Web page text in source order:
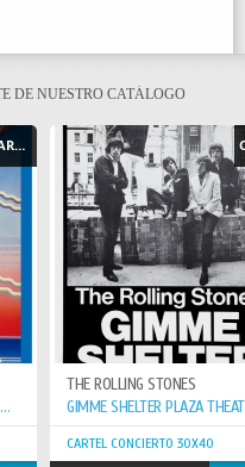
DE NUESTRO CATÁLOGO
CARTEL - POSTER
AMERICAN TOUR POSTER 1981 PROMOTIONAL
THE ROLLING STONES
CARTEL CONCIERTO 30X40